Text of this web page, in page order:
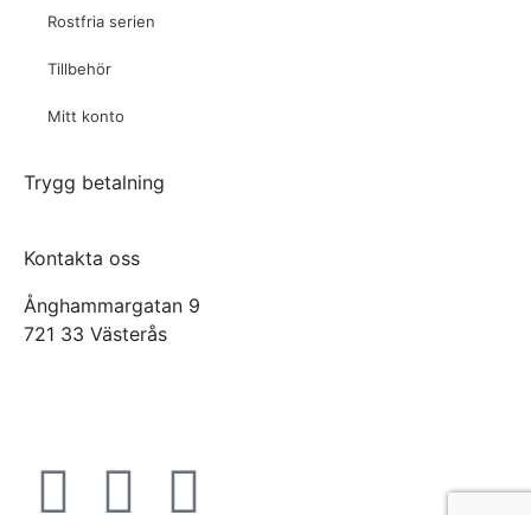
Rostfria serien
Tillbehör
Mitt konto
Trygg betalning
Kontakta oss
Ånghammargatan 9
721 33 Västerås